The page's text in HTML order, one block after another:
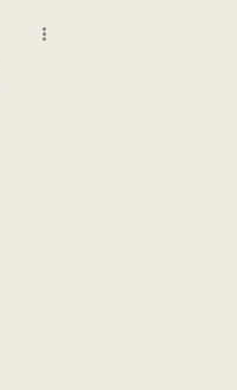
more_vert